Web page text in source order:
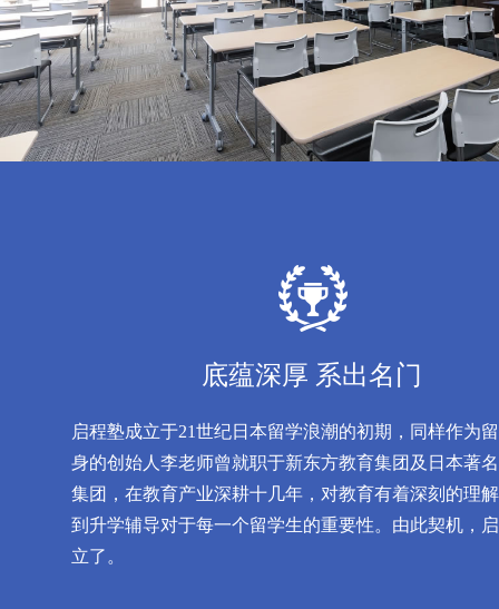
底蕴深厚 系出名门
启程塾成立于21世纪日本留学浪潮的初期，同样作为
身的创始人李老师曾就职于新东方教育集团及日本著
集团，在教育产业深耕十几年，对教育有着深刻的理
到升学辅导对于每一个留学生的重要性。由此契机，
立了。